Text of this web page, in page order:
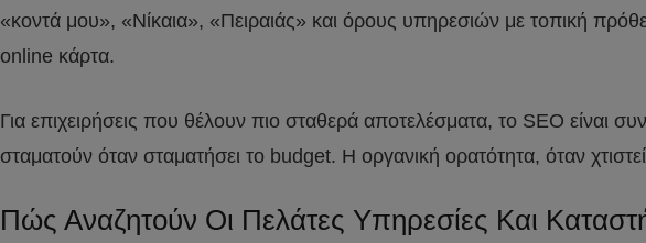
«κοντά μου», «Νίκαια», «Πειραιάς» και όρους υπηρεσιών με τοπική
online κάρτα.
Για επιχειρήσεις που θέλουν πιο σταθερά αποτελέσματα, το SEO είναι
σταματούν όταν σταματήσει το budget. Η οργανική ορατότητα, όταν
Πώς Αναζητούν Οι Πελάτες Υπηρεσίες Και